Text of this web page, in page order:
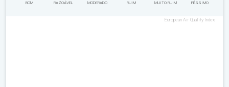
BOM RAZOÁVEL MODERADO RUIM MUITO RUIM PÉSSIMO
European Air Quality Index